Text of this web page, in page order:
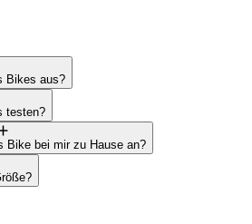
Bikes aus?
testen?
Bike bei mir zu Hause an?